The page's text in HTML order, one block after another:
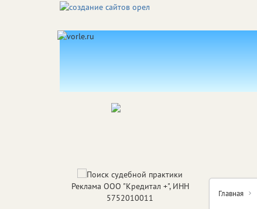
Главная
Реклама ООО "Кредитал +", ИНН
5752010011